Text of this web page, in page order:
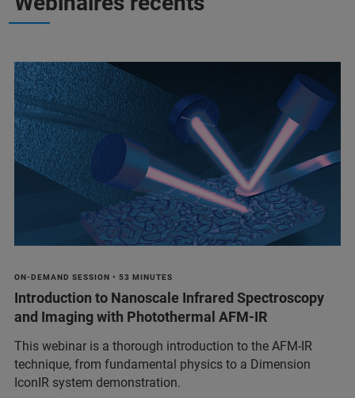
ON-DEMAND SESSION • 53 MINUTES
Introduction to Nanoscale Infrared Spectroscopy
and Imaging with Photothermal AFM-IR
This webinar is a thorough introduction to the AFM-IR
technique, from fundamental physics to a Dimension
IconIR system demonstration.